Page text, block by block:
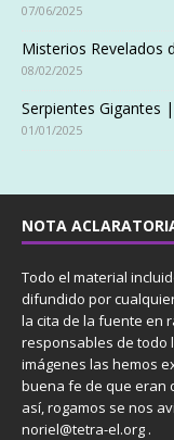
07/06/2025
Misterios Revelados
08/02/2025
Serpientes Gigantes
01/01/2025
NOTA
Todo el material
difundido por
la cita de la fuente en
responsables de todo
imágenes las hemos
buena fe de que eran
así, rogamos se nos
noriel@tetra-el.org .